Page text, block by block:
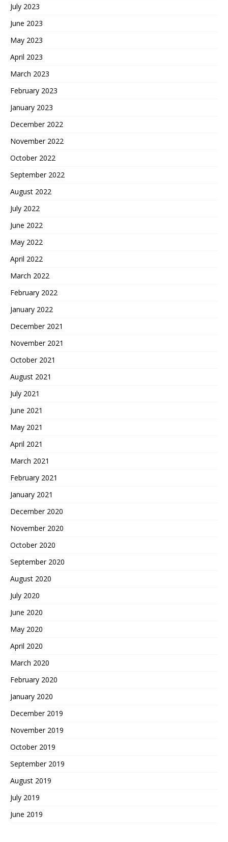
July 2023
June 2023
May 2023
April 2023
March 2023
February 2023
January 2023
December 2022
November 2022
October 2022
September 2022
August 2022
July 2022
June 2022
May 2022
April 2022
March 2022
February 2022
January 2022
December 2021
November 2021
October 2021
August 2021
July 2021
June 2021
May 2021
April 2021
March 2021
February 2021
January 2021
December 2020
November 2020
October 2020
September 2020
August 2020
July 2020
June 2020
May 2020
April 2020
March 2020
February 2020
January 2020
December 2019
November 2019
October 2019
September 2019
August 2019
July 2019
June 2019